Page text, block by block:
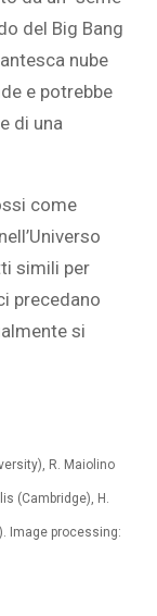
del Big Bang
nube
e potrebbe
di una
come
simili per
precedano
si
R. Maiolino
(Cambridge), H.
Image processing: